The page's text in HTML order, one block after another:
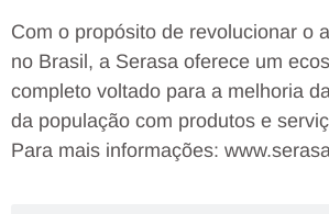
Com o propósito de revolucionar o
no Brasil, a Serasa oferece um
completo voltado para a melhoria
da população com produtos e
Para mais informações: